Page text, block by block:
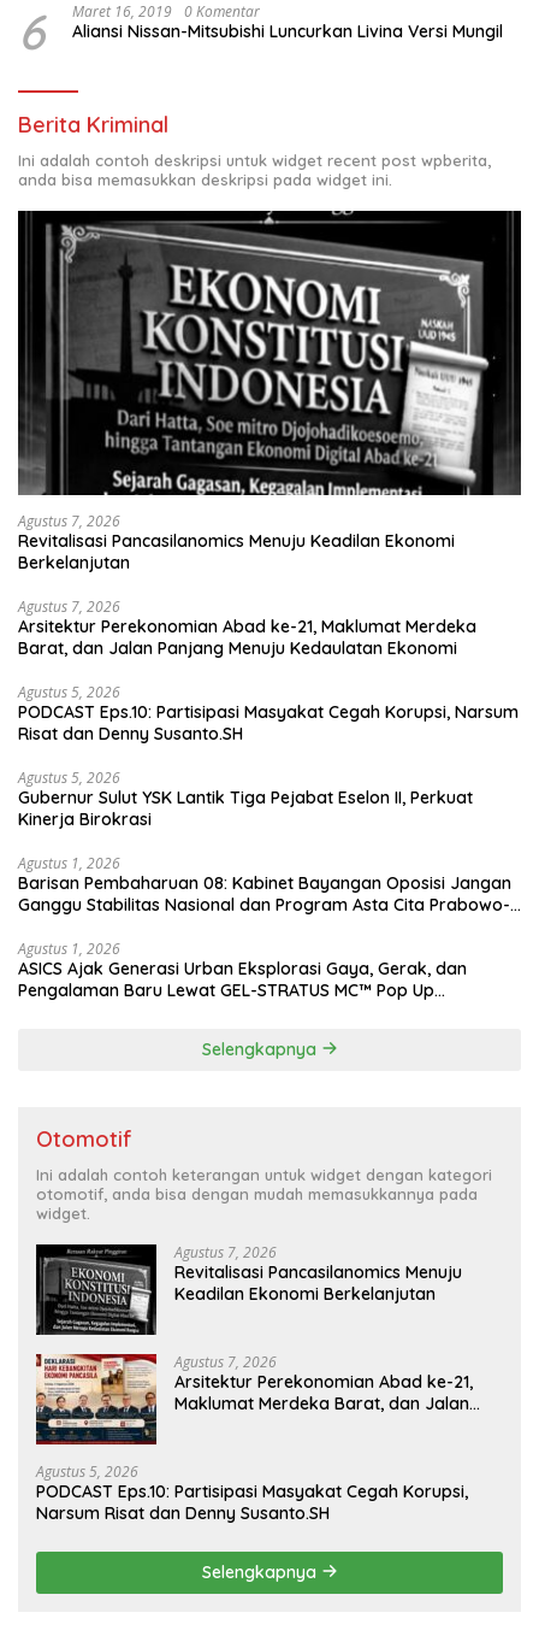
6 Maret 16, 2019 0 Komentar
Aliansi Nissan-Mitsubishi Luncurkan Livina Versi Mungil
Berita Kriminal
Ini adalah contoh deskripsi untuk widget recent post wpberita,
anda bisa memasukkan deskripsi pada widget ini.
Agustus 7, 2026
Revitalisasi Pancasilanomics Menuju Keadilan Ekonomi
Berkelanjutan
Agustus 7, 2026
Arsitektur Perekonomian Abad ke-21, Maklumat Merdeka
Barat, dan Jalan Panjang Menuju Kedaulatan Ekonomi
Agustus 5, 2026
PODCAST Eps.10: Partisipasi Masyakat Cegah Korupsi, Narsum
Risat dan Denny Susanto.SH
Agustus 5, 2026
Gubernur Sulut YSK Lantik Tiga Pejabat Eselon II, Perkuat
Kinerja Birokrasi
Agustus 1, 2026
Barisan Pembaharuan 08: Kabinet Bayangan Oposisi Jangan
Ganggu Stabilitas Nasional dan Program Asta Cita Prabowo-
Agustus 1, 2026
ASICS Ajak Generasi Urban Eksplorasi Gaya, Gerak, dan
Pengalaman Baru Lewat GEL-STRATUS MC™ Pop Up
Selengkapnya
Otomotif
Ini adalah contoh keterangan untuk widget dengan kategori
otomotif, anda bisa dengan mudah memasukkannya pada
widget.
Agustus 7, 2026
Revitalisasi Pancasilanomics Menuju
Keadilan Ekonomi Berkelanjutan
Agustus 7, 2026
Arsitektur Perekonomian Abad ke-21,
Maklumat Merdeka Barat, dan Jalan
Agustus 5, 2026
PODCAST Eps.10: Partisipasi Masyakat Cegah Korupsi,
Narsum Risat dan Denny Susanto.SH
Selengkapnya